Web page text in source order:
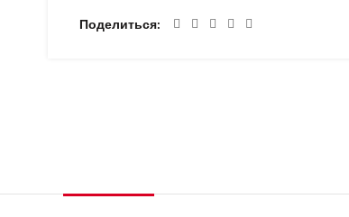
Поделиться